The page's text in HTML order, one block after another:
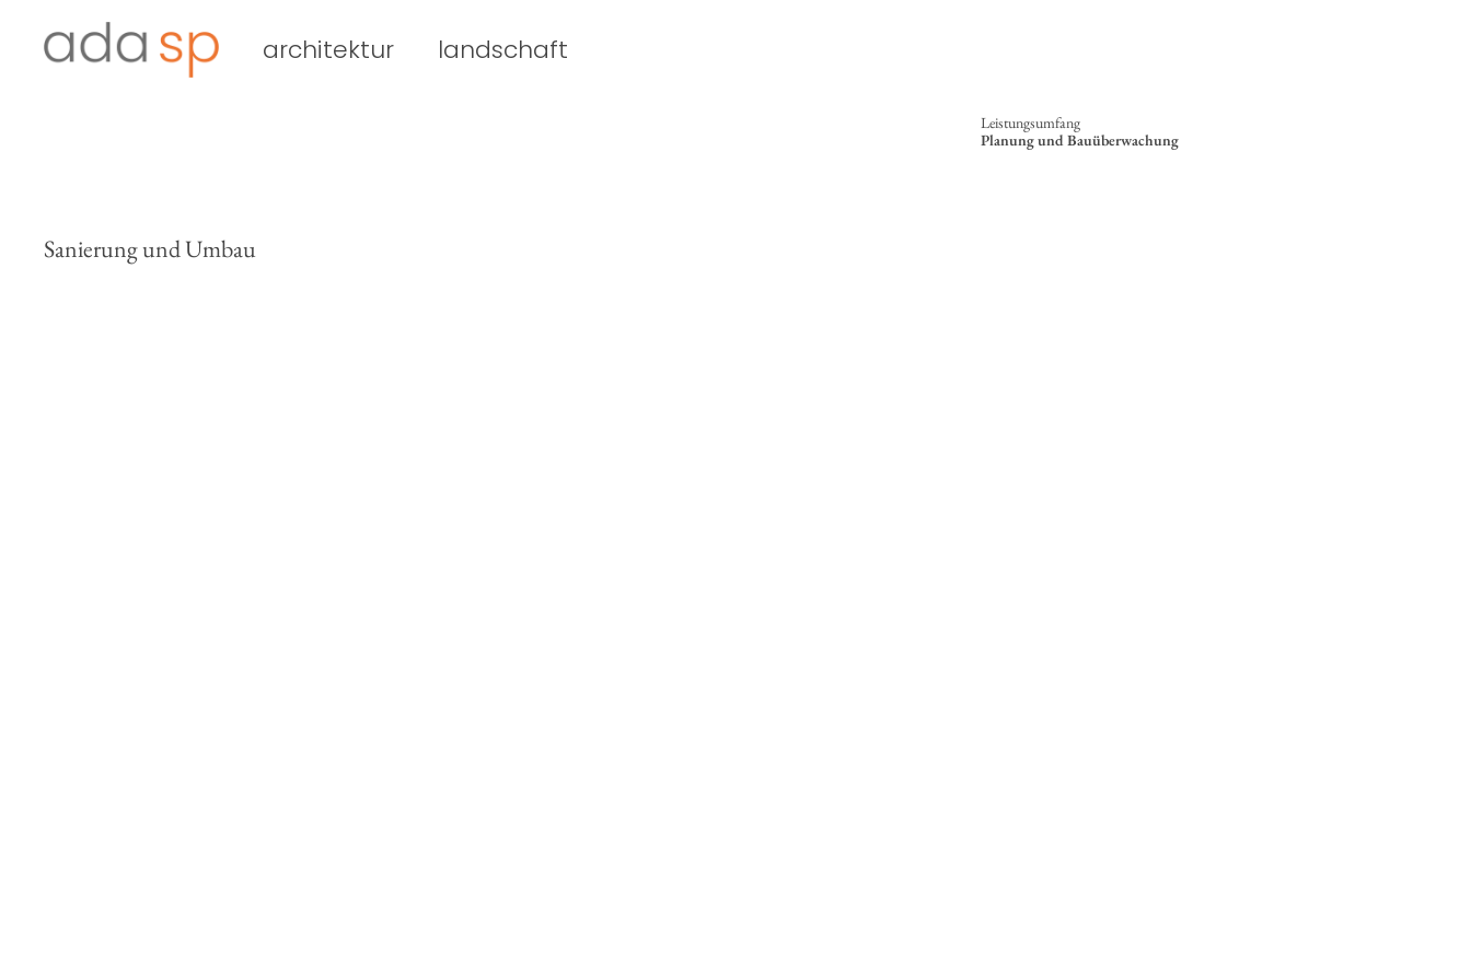
springen
architektur landschaft
Leistungsumfang
Planung und Bauüberwachung
Sanierung und Umbau